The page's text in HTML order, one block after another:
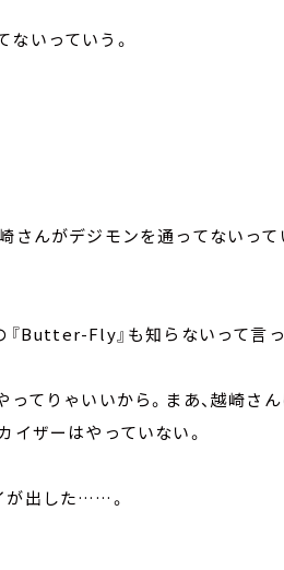
いっていう。
さんがデジモンを通ってないっ
『Butter-Fly』も知らないって言っ
ってりゃいいから。まあ、越崎さ
イザーはやっていない。
が出した……。